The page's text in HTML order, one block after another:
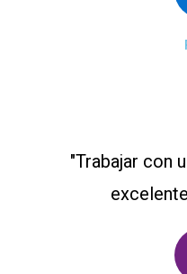
"Trabajar con